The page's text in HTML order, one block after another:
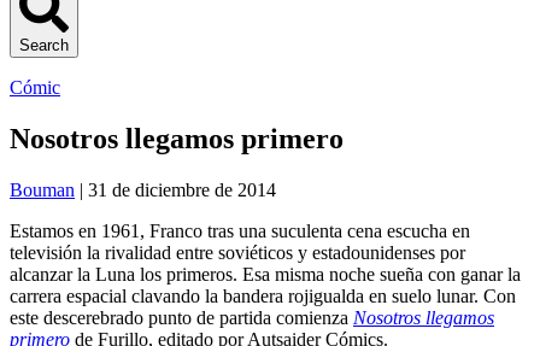
Search
Cómic
Nosotros llegamos primero
Bouman | 31 de diciembre de 2014
Estamos en 1961, Franco tras una suculenta cena escucha en
televisión la rivalidad entre soviéticos y estadounidenses por
alcanzar la Luna los primeros. Esa misma noche sueña con ganar la
carrera espacial clavando la bandera rojigualda en suelo lunar. Con
este descerebrado punto de partida comienza Nosotros llegamos
primero de Furillo, editado por Autsaider Cómics.